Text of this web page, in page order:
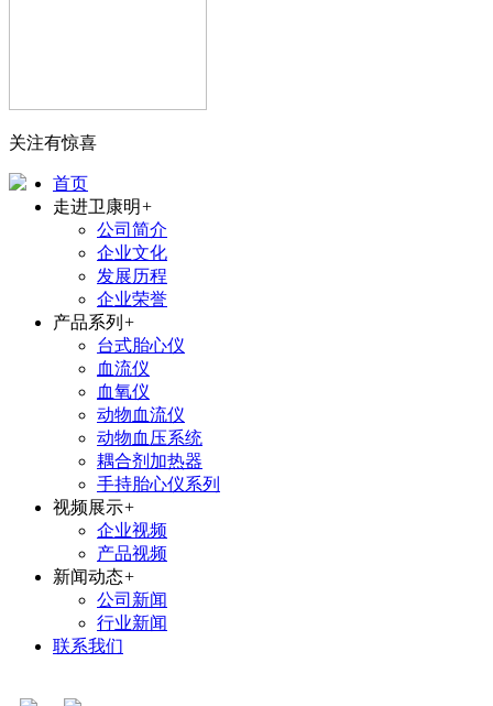
关注有惊喜
首页
走进卫康明+
公司简介
企业文化
发展历程
企业荣誉
产品系列 +
台式胎心仪
血流仪
血氧仪
动物血流仪
动物血压系统
耦合剂加热器
手持胎心仪系列
视频展示+
企业视频
产品视频
新闻动态+
公司新闻
行业新闻
联系我们